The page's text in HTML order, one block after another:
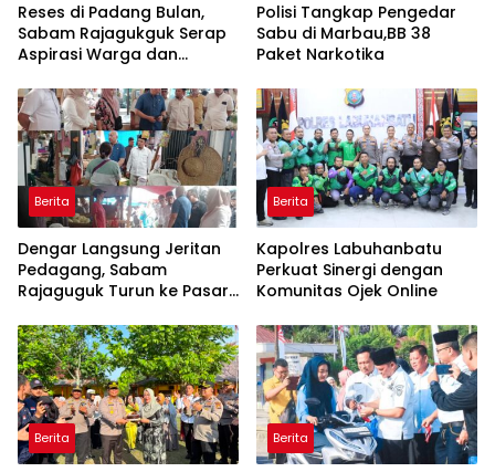
Reses di Padang Bulan,
Sabam Rajagukguk Serap
Aspirasi Warga dan
Polisi Tangkap Pengedar
Sabu di Marbau,BB 38
Paket Narkotika
Berita
Dengar Langsung Jeritan
Pedagang, Sabam
Rajaguguk Turun ke Pasar
Berita
Kapolres Labuhanbatu
Perkuat Sinergi dengan
Komunitas Ojek Online
Berita Berita